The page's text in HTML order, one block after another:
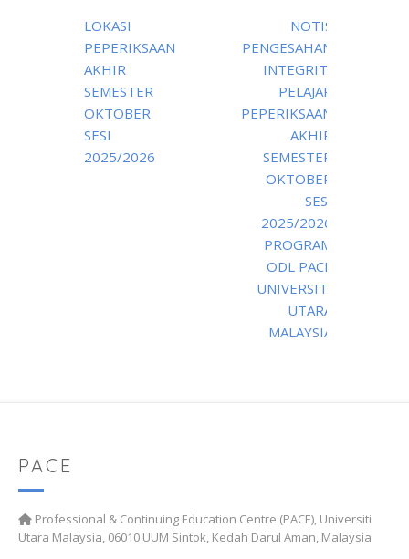
Post
navigation
LOKASI
PEPERIKSAAN
AKHIR
SEMESTER
OKTOBER
SESI
2025/2026
NOTIS
PENGESAHAN
INTEGRITI
PELAJAR
PEPERIKSAAN
AKHIR
SEMESTER
OKTOBER
SESI
2025/2026
PROGRAM
ODL PACE
UNIVERSITI
UTARA
MALAYSIA
PACE
Professional & Continuing Education Centre (PACE), Universiti
Utara Malaysia, 06010 UUM Sintok, Kedah Darul Aman, Malaysia